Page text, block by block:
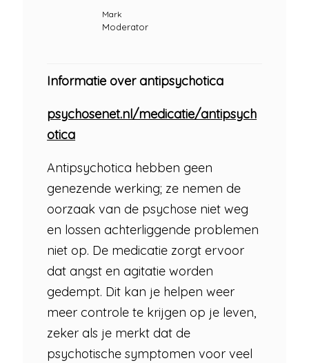
Mark
Moderator
Informatie over antipsychotica
psychosenet.nl/medicatie/antipsych
otica
Antipsychotica hebben geen
genezende werking; ze nemen de
oorzaak van de psychose niet weg
en lossen achterliggende problemen
niet op. De medicatie zorgt ervoor
dat angst en agitatie worden
gedempt. Dit kan je helpen weer
meer controle te krijgen op je leven,
zeker als je merkt dat de
psychotische symptomen voor veel